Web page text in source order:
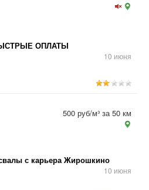
ОПЛАТЫ
10 июня
с карьера Жирошкино
10 июня
500 руб/м³ за 50 км